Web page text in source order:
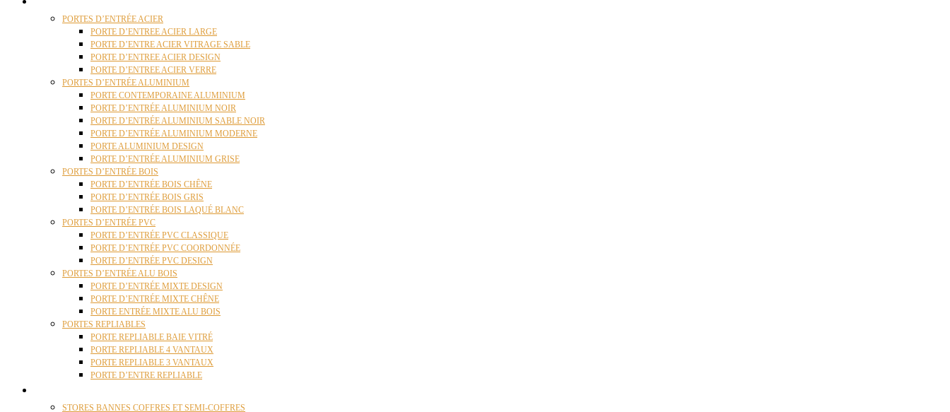
PORTES D’ENTRÉE ACIER
PORTE D’ENTREE ACIER LARGE
PORTE D’ENTRE ACIER VITRAGE SABLE
PORTE D’ENTREE ACIER DESIGN
PORTE D’ENTREE ACIER VERRE
PORTES D’ENTRÉE ALUMINIUM
PORTE CONTEMPORAINE ALUMINIUM
PORTE D’ENTRÉE ALUMINIUM NOIR
PORTE D’ENTRÉE ALUMINIUM SABLE NOIR
PORTE D’ENTRÉE ALUMINIUM MODERNE
PORTE ALUMINIUM DESIGN
PORTE D’ENTRÉE ALUMINIUM GRISE
PORTES D’ENTRÉE BOIS
PORTE D’ENTRÉE BOIS CHÊNE
PORTE D’ENTRÉE BOIS GRIS
PORTE D’ENTRÉE BOIS LAQUÉ BLANC
PORTES D’ENTRÉE PVC
PORTE D’ENTRÉE PVC CLASSIQUE
PORTE D’ENTRÉE PVC COORDONNÉE
PORTE D’ENTRÉE PVC DESIGN
PORTES D’ENTRÉE ALU BOIS
PORTE D’ENTRÉE MIXTE DESIGN
PORTE D’ENTRÉE MIXTE CHÊNE
PORTE ENTRÉE MIXTE ALU BOIS
PORTES REPLIABLES
PORTE REPLIABLE BAIE VITRÉ
PORTE REPLIABLE 4 VANTAUX
PORTE REPLIABLE 3 VANTAUX
PORTE D’ENTRE REPLIABLE
STORES BANNES COFFRES ET SEMI-COFFRES